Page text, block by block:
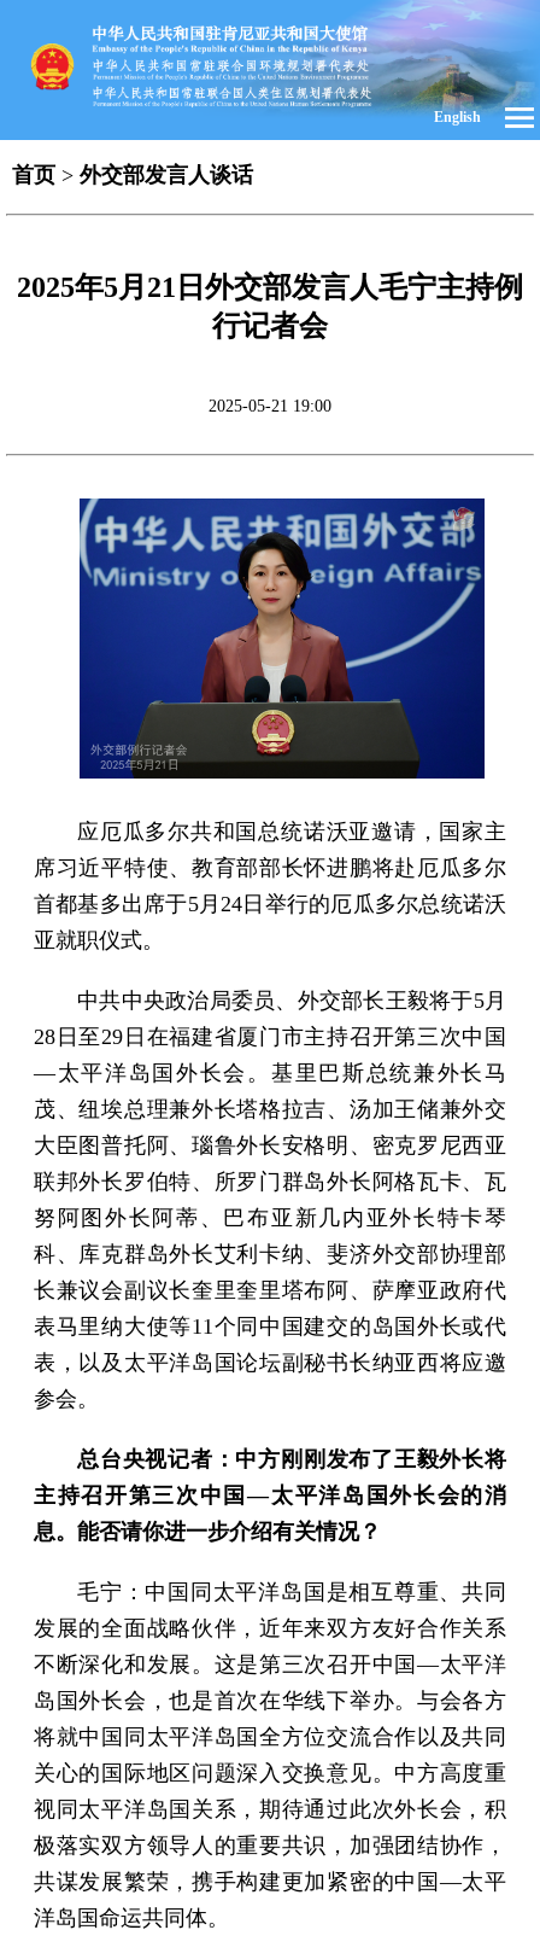
English
首页 > 外交部发言人谈话
2025年5月21日外交部发言人毛宁主持例
行记者会
2025-05-21 19:00
应厄瓜多尔共和国总统诺沃亚邀请，国家主
席习近平特使、教育部部长怀进鹏将赴厄瓜多尔
首都基多出席于5月24日举行的厄瓜多尔总统诺沃
亚就职仪式。
中共中央政治局委员、外交部长王毅将于5月
28日至29日在福建省厦门市主持召开第三次中国
—太平洋岛国外长会。基里巴斯总统兼外长马
茂、纽埃总理兼外长塔格拉吉、汤加王储兼外交
大臣图普托阿、瑙鲁外长安格明、密克罗尼西亚
联邦外长罗伯特、所罗门群岛外长阿格瓦卡、瓦
努阿图外长阿蒂、巴布亚新几内亚外长特卡琴
科、库克群岛外长艾利卡纳、斐济外交部协理部
长兼议会副议长奎里奎里塔布阿、萨摩亚政府代
表马里纳大使等11个同中国建交的岛国外长或代
表，以及太平洋岛国论坛副秘书长纳亚西将应邀
参会。
总台央视记者：中方刚刚发布了王毅外长将
主持召开第三次中国—太平洋岛国外长会的消
息。能否请你进一步介绍有关情况？
毛宁：中国同太平洋岛国是相互尊重、共同
发展的全面战略伙伴，近年来双方友好合作关系
不断深化和发展。这是第三次召开中国—太平洋
岛国外长会，也是首次在华线下举办。与会各方
将就中国同太平洋岛国全方位交流合作以及共同
关心的国际地区问题深入交换意见。中方高度重
视同太平洋岛国关系，期待通过此次外长会，积
极落实双方领导人的重要共识，加强团结协作，
共谋发展繁荣，携手构建更加紧密的中国—太平
洋岛国命运共同体。